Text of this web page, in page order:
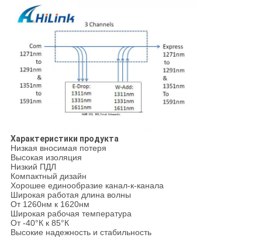
Характеристики продукта
Низкая вносимая потеря
Высокая изоляция
Низкий ПДЛ
Компактный дизайн
Хорошее единообразие канал-к-канала
Широкая работая длина волны
От 1260нм к 1620нм
Широкая рабочая температура
От -40°К к 85°К
Высокие надежность и стабильность